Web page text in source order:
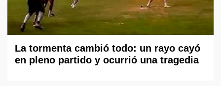
La tormenta cambió todo: un rayo cayó
en pleno partido y ocurrió una tragedia